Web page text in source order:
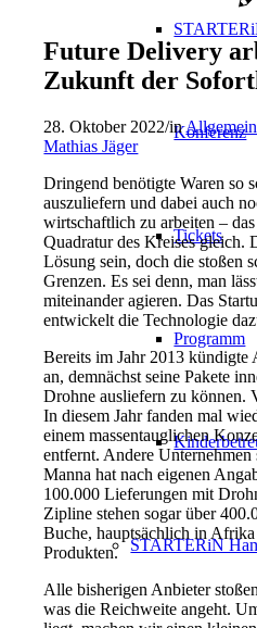
Konferenz
Tickets
Programm
STARTERiN
Future Delivery
Zukunft der
28. Oktober 2022/inAllgemein
Mathias Jäger
Dringend benötigte Waren so
auszuliefern und dabei auch
wirtschaftlich zu arbeiten –
Quadratur des Kreises gleich.
Lösung sein, doch die stoßen
Grenzen. Es sei denn, man
miteinander agieren. Das
entwickelt die Technologie
Bereits im Jahr 2013 kündigte
an, demnächst seine Pakete
Drohne ausliefern zu können.
In diesem Jahr fanden mal
einem massentauglichen
entfernt. Andere Unternehmen
Manna hat nach eigenen
100.000 Lieferungen mit
Zipline stehen sogar über
Buche, hauptsächlich in
Produkten.
Alle bisherigen Anbieter
was die Reichweite angeht.